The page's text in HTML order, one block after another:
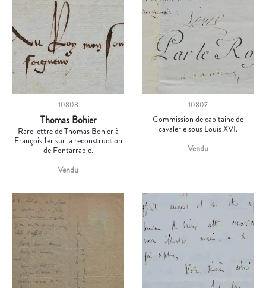
10808
Thomas Bohier
Rare lettre de Thomas Bohier à
François 1er sur la reconstruction
de Fontarrabie.
Vendu
10807
Commission de capitaine de
cavalerie sous Louis XVI.
Vendu